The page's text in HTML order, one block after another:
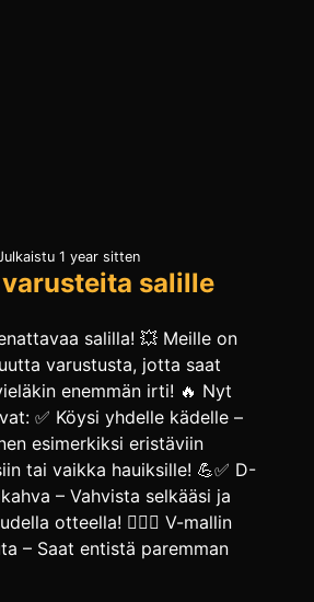
1 year sitten
salille
salilla! 💥 Meille on
varustusta, jotta saat
enemmän irti! 🔥 Nyt
✅ Köysi yhdelle kädelle –
esimerkiksi eristäviin
tai vaikka hauiksille! 💪✅ D-
– Vahvista selkääsi ja
otteella! 🏋️‍♂️✅ V-mallin
– Saat entistä paremman